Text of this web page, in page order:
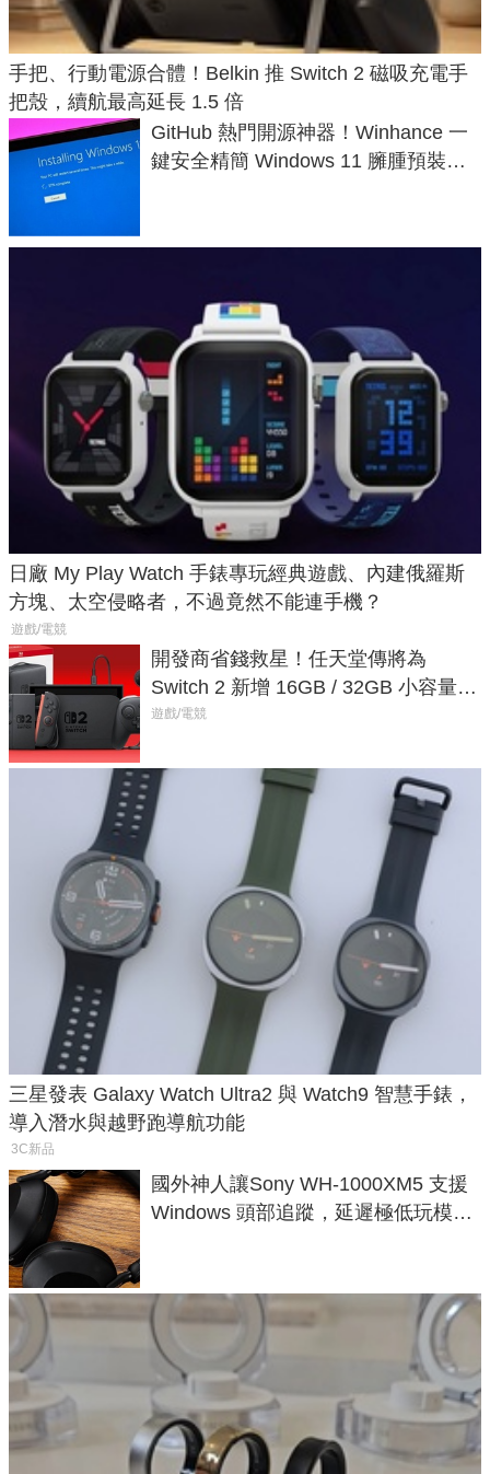
手把、行動電源合體！Belkin 推 Switch 2 磁吸充電手
把殼，續航最高延長 1.5 倍
GitHub 熱門開源神器！Winhance 一
鍵安全精簡 Windows 11 臃腫預裝軟
日廠 My Play Watch 手錶專玩經典遊戲、內建俄羅斯
方塊、太空侵略者，不過竟然不能連手機？
遊戲/電競
開發商省錢救星！任天堂傳將為
Switch 2 新增 16GB / 32GB 小容量遊
戲卡的選擇
遊戲/電競
三星發表 Galaxy Watch Ultra2 與 Watch9 智慧手錶，
導入潛水與越野跑導航功能
3C新品
國外神人讓Sony WH-1000XM5 支援
Windows 頭部追蹤，延遲極低玩模擬